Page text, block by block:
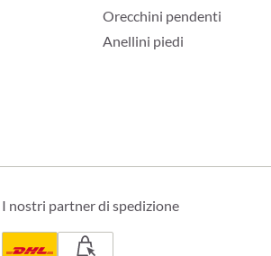
Orecchini pendenti
Anellini piedi
I nostri partner di spedizione